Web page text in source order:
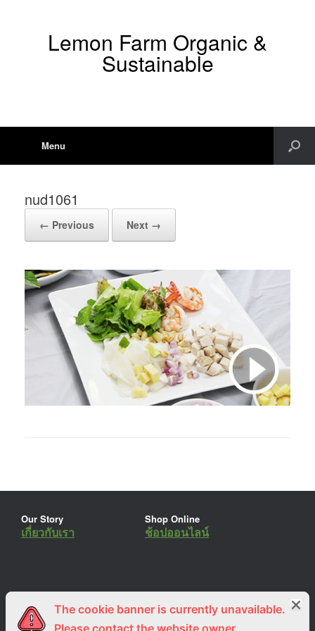
Lemon Farm Organic &
Sustainable
Menu
nud1061
← Previous Next →
Our Story
เกี่ยวกับเรา
Shop Online
ช้อปออนไลน์
ร่วมงานกับเรา
สมัครงาน
Lemon Farm Cafe
ร้านอาหารอินทรีย์
The cookie banner is currently unavailable.
Please contact the website owner.